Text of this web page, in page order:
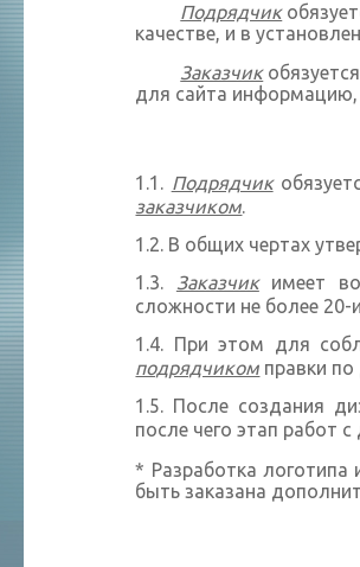
Подрядчик
качестве, и в
Заказчик
для сайта информацию,
Подрядчик
заказчиком.
В общих чертах
Заказчикимеет
сложности не более 20-
При этом для
подрядчиком правки
После создания
после чего этап работ
* Разработка
быть заказана